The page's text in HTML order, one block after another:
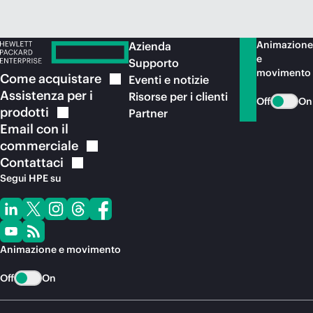
Comeacquistare
Assistenza per i
prodotti
Email con il
commerciale
Contattaci
Segui HPE su
Animazione e movimento
Off On
Azienda
Supporto
Eventi e notizie
Risorse per i clienti
Partner
Animazione
e
movimento
Off On